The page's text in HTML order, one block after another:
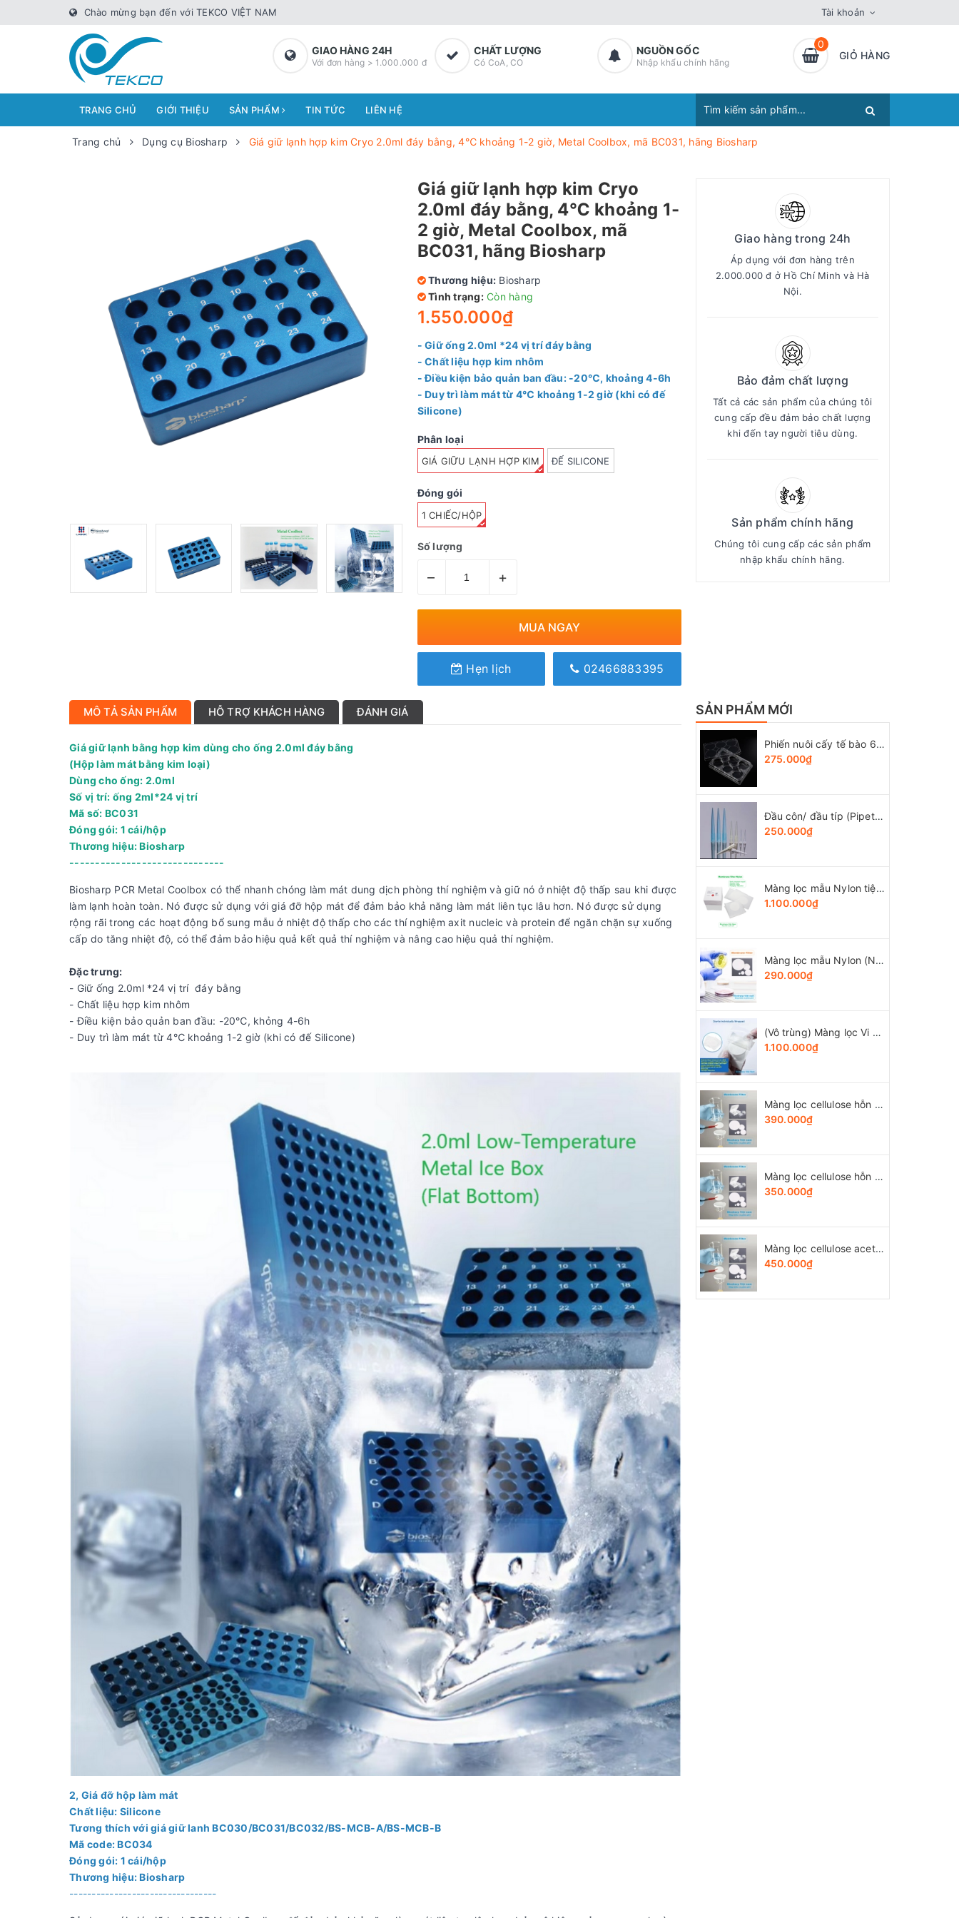
Chào mừng bạn đến với TEKCO VIỆT NAM Tài khoản
GIAO HÀNG 24H
Với đơn hàng > 1.000.000 đ
CHẤT LƯỢNG
Có CoA, CO
NGUỒN GỐC
Nhập khẩu chính hãng
0
GIỎ HÀNG
TRANG CHỦ GIỚI THIỆU SẢN PHẨM TIN TỨC LIÊN HỆ
Trang chủ Dụng cụ Biosharp Giá giữ lạnh hợp kim Cryo 2.0ml đáy bằng, 4℃ khoảng 1-2 giờ, Metal Coolbox, mã BC031, hãng Biosharp
Giá giữ lạnh hợp kim Cryo
2.0ml đáy bằng, 4℃ khoảng 1-
2 giờ, Metal Coolbox, mã
BC031, hãng Biosharp
Thương hiệu: Biosharp
Tình trạng: Còn hàng
1.550.000₫
- Giữ ống 2.0ml *24 vị trí đáy bằng
- Chất liệu hợp kim nhôm
- Điều kiện bảo quản ban đầu: -20℃, khoảng 4-6h
- Duy trì làm mát từ 4℃ khoảng 1-2 giờ (khi có đế
Silicone)
Phân loại
GIÁ GIỮU LẠNH HỢP KIM ĐẾ SILICONE
Đóng gói
1 CHIẾC/HỘP
Số lượng
– +
MUA NGAY
Hẹn lịch 02466883395
Giao hàng trong 24h
Áp dụng với đơn hàng trên
2.000.000 đ ở Hồ Chí Minh và Hà
Nội.
Bảo đảm chất lượng
Tất cả các sản phẩm của chúng tôi
cung cấp đều đảm bảo chất lượng
khi đến tay người tiêu dùng.
Sản phẩm chính hãng
Chúng tôi cung cấp các sản phẩm
nhập khẩu chính hãng.
MÔ TẢ SẢN PHẨM HỖ TRỢ KHÁCH HÀNG ĐÁNH GIÁ
Giá giữ lạnh bằng hợp kim dùng cho ống 2.0ml đáy bằng
(Hộp làm mát bằng kim loại)
Dùng cho ống: 2.0ml
Số vị trí: ống 2ml*24 vị trí
Mã số: BC031
Đóng gói: 1 cái/hộp
Thương hiệu: Biosharp
------------------------------
Biosharp PCR Metal Coolbox có thể nhanh chóng làm mát dung dịch phòng thí nghiệm và giữ nó ở nhiệt độ thấp sau khi được
làm lạnh hoàn toàn. Nó được sử dụng với giá đỡ hộp mát để đảm bảo khả năng làm mát liên tục lâu hơn. Nó được sử dụng
rộng rãi trong các hoạt động bổ sung mẫu ở nhiệt độ thấp cho các thí nghiệm axit nucleic và protein để ngăn chặn sự xuống
cấp do tăng nhiệt độ, có thể đảm bảo hiệu quả kết quả thí nghiệm và nâng cao hiệu quả thí nghiệm.
Đặc trưng:
- Giữ ống 2.0ml *24 vị trí đáy bằng
- Chất liệu hợp kim nhôm
- Điều kiện bảo quản ban đầu: -20℃, khỏng 4-6h
- Duy trì làm mát từ 4℃ khoảng 1-2 giờ (khi có đế Silicone)
2, Giá đỡ hộp làm mát
Chất liệu: Silicone
Tương thích với giá giữ lanh BC030/BC031/BC032/BS-MCB-A/BS-MCB-B
Mã code: BC034
Đóng gói: 1 cái/hộp
Thương hiệu: Biosharp
---------------------------------
SẢN PHẨM MỚI
Phiến nuôi cấy tế bào 6 giếng, tiệt trùng 1 cái/túi (Cell Culture Plates), mã 07-6006, Biologix-USA
275.000₫
Đầu côn/ đầu típ (Pipette tips), 10-1250ul, túi 1000 cái, hãng LabSelect
250.000₫
Màng lọc mẫu Nylon tiệt trùng (Ny) đk 47mm/0.22µm-0.45µm, 4x25 chiếc/hộp, hãng Biosharp
1.100.000₫
Màng lọc mẫu Nylon (Ny) đk 13-50mm/0.22µm-0.45µm, 4x25 chiếc/hộp, hãng Biosharp
290.000₫
(Vô trùng) Màng lọc Vi Sinh (MCE), đk 47 và 50mm/0.8μm-0.22µm-0.45μm, 100 chiếc/hộp, Biosharp
1.100.000₫
Màng lọc cellulose hỗn hợp (MCE) đk 13-50mm/0.45µm, 4x25 chiếc/hộp, hãng Biosharp
390.000₫
Màng lọc cellulose hỗn hợp (MCE) đk 13-50mm/0.22µm, 4x25 chiếc/hộp, hãng Biosharp
350.000₫
Màng lọc cellulose acetate (CA) đk 13-50mm/0.45µm, 4x25 chiếc/hộp, hãng Biosharp
450.000₫